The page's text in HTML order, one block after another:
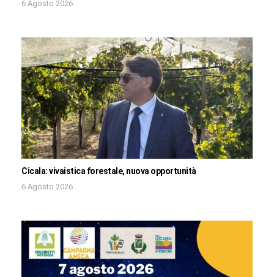
6 Agosto 2026
Cicala: vivaistica forestale, nuova opportunità
6 Agosto 2026